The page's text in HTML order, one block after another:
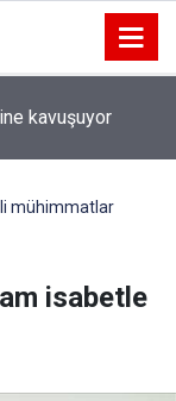
kavuşuyor
mühimmatlar
isabetle